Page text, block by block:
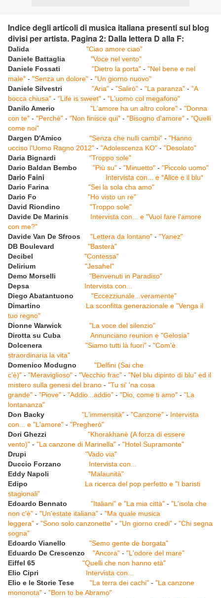
Indice degli articoli di musica italiana presenti sul blog
divisi per artista. Pagina 2: Dalla lettera D alla F:
Dalida
"Ciao amore ciao"
Daniele Battaglia
"Voce nel vento"
Daniele Fossati
"Dietro la porta" - "Nel bene e nel
male" - "Senza un dolore" - "Un giorno nuovo"
Daniele Silvestri
"Aria" - "Salirò" - "La paranza" - "A
bocca chiusa" - "Life is sweet" - "L'uomo col megafono"
Danilo Amerio
"L'amore ha un altro colore" - "Donna
con te" - "Perchè" - "Non finisce qui" - "Bisogno d'amore" - "Quelli
come noi"
Dargen D'Amico
"Senza che nulli cambi" - "Hanno
ucciso l'Uomo Ragno 2012" - "Adolescenza KO" - "Desolato"
Daria Bignardi
"Troppo sole"
Dario Baldan Bembo
"Più su" - "Minuetto" - "Piccolo uomo"
Dario Faini Intervista con... e "Alice e il blu"
Dario Farina
"Sei la sola cha amo"
Dario Fo
"Ho visto un re"
David Riondino
"Troppo sole"
Davide De Marinis
Intervista con... e "Vuoi fare l'amore
con me?"
Davide Van De Sfroos
"Lettera da lontano" - "Yanez"
DB Boulevard
"Basterà"
Decibel
"Contessa"
Delirium
"Jesahel"
Demo Morselli
"Benvenuti in Paradiso"
Depsa
Intervista con...
Diego Abatantuono
"Eccezziunale...veramente"
Dimartino
La sconfitta generazionale e "Venga il
tuo regno"
Dionne Warwick
"La voce del silenzio"
Dirotta su Cuba
Annunciano reunion e "Gelosia"
Dolcenera
"Siamo tutti là fuori" - "Com'è
straordinaria la vita"
Domenico Modugno
"Delfini (Sai che
c'è)" - "Meraviglioso" - "Vecchio frac" - "Nel blu dipinto di blu" ed il
mistero sulla genesi del brano - "Tu si' 'na cosa
grande" - "Piove" - "Addio...addio" - "Dio, come ti amo" - "La
lontananza"
Don Backy
"L'immensità" - "Canzone" - Intervista
con... e "L'amore" - "Pregherò"
Dori Ghezzi
"Khorakhanè (A forza di essere
vento)" - "La canzone di Marinella" - "Hotel Supramonte"
Drupi
"Vado via"
Duccio Forzano
Intervista con...
Eddy Napoli
"Malaunità"
Edipo
La ricerca del pop perfetto e "I baristi
stagionali"
Edoardo Bennato
"Italiani" e "La mia città" - "L'isola che
non c'è" - "Un'estate italiana" - "Ma quale musica
leggera" - "Sono solo canzonette" - "Un giorno credi" - "Chi segna
sogna"
Edoardo Vianello
"Semo gente de borgata"
Eduardo De Crescenzo
"Ancora" - "L'odore del mare"
Eiffel 65
"Quelli che non hanno età"
Elio Cipri
Intervista con...
Elio e le Storie Tese
"La terra dei cachi" - "La canzone
mononota" - "Born to be Abramo"